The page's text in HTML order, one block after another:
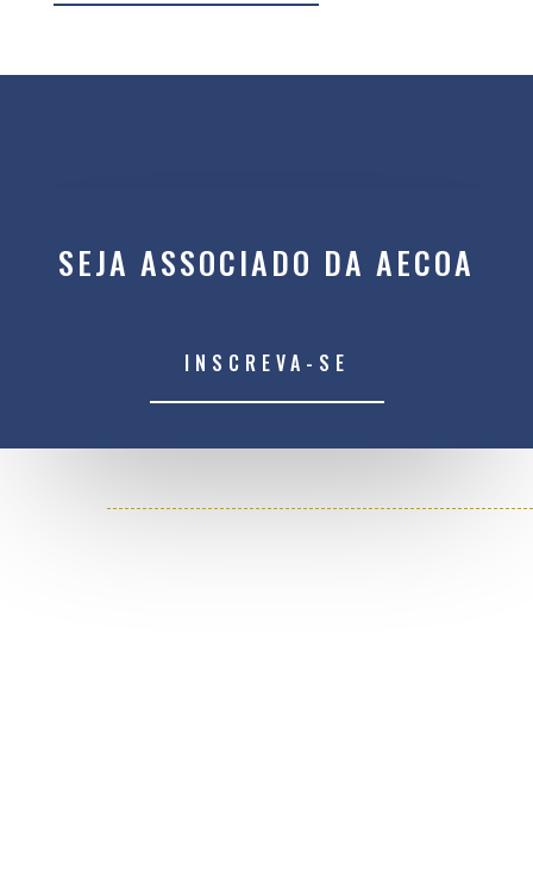
SEJA ASSOCIADO DA AECOA
INSCREVA-SE